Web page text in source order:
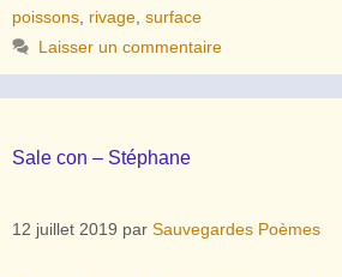
poissons rivage surface
Laisser un commentaire
Sale con – Stéphane
12 juillet 2019 par Sauvegardes Poèmes